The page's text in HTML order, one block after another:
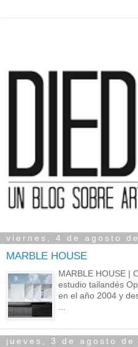
viernes, 4 de agosto
MARBLE HOUSE
MARBLE HOUSE |
estudio tailandés
en el año 2004 y
jueves, 3 de agosto de